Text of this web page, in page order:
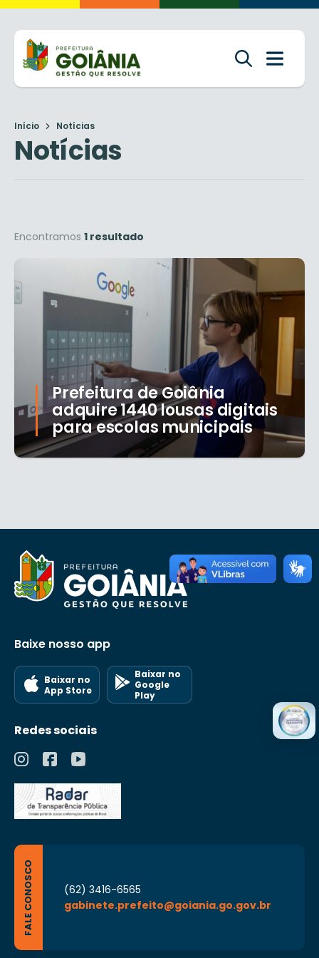
Início Notícias
Notícias
Encontramos 1 resultado
Prefeitura de Goiânia
adquire 1440 lousas digitais
para escolas municipais
Baixe nosso app
Baixar no
App Store
Baixar no
Google
Play
Redes sociais
FALE CONOSCO
(62) 3416-6565
gabinete.prefeito@goiania.go.gov.br